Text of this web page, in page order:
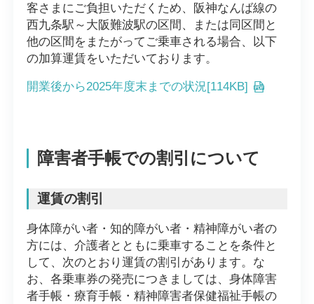
客さまにご負担いただくため、阪神なんば線の
西九条駅～大阪難波駅の区間、または同区間と
他の区間をまたがってご乗車される場合、以下
の加算運賃をいただいております。
開業後から2025年度末までの状況[114KB]
障害者手帳での割引について
運賃の割引
身体障がい者・知的障がい者・精神障がい者の
方には、介護者とともに乗車することを条件と
して、次のとおり運賃の割引があります。な
お、各乗車券の発売につきましては、身体障害
者手帳・療育手帳・精神障害者保健福祉手帳の